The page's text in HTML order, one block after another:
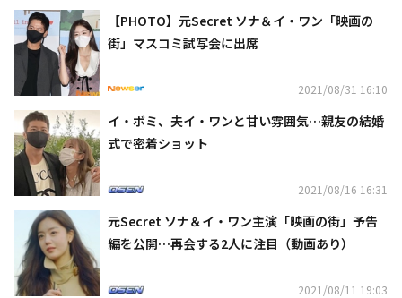
【PHOTO】元Secret ソナ＆イ・ワン「映画の
街」マスコミ試写会に出席
2021/08/31 16:10
イ・ボミ、夫イ・ワンと甘い雰囲気…親友の結婚
式で密着ショット
2021/08/16 16:31
元Secret ソナ＆イ・ワン主演「映画の街」予告
編を公開…再会する2人に注目（動画あり）
2021/08/11 19:03